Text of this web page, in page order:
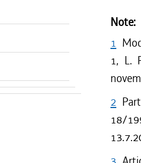
Note:
1
1, L.
2
18/